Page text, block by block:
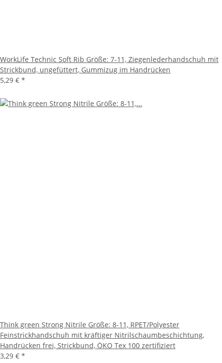
WorkLife Technic Soft Rib Größe: 7-11, Ziegenlederhandschuh mit
Strickbund, ungefüttert, Gummizug im Handrücken
5,29 € *
Think green Strong Nitrile Größe: 8-11, RPET/Polyester
Feinstrickhandschuh mit kräftiger Nitrilschaumbeschichtung,
Handrücken frei, Strickbund, ÖKO Tex 100 zertifiziert
3,29 € *